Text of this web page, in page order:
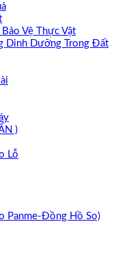
Vệ Thực Vật
Dinh Dưỡng Trong Đất
)
Lỗ
Panme-Đồng Hồ So)